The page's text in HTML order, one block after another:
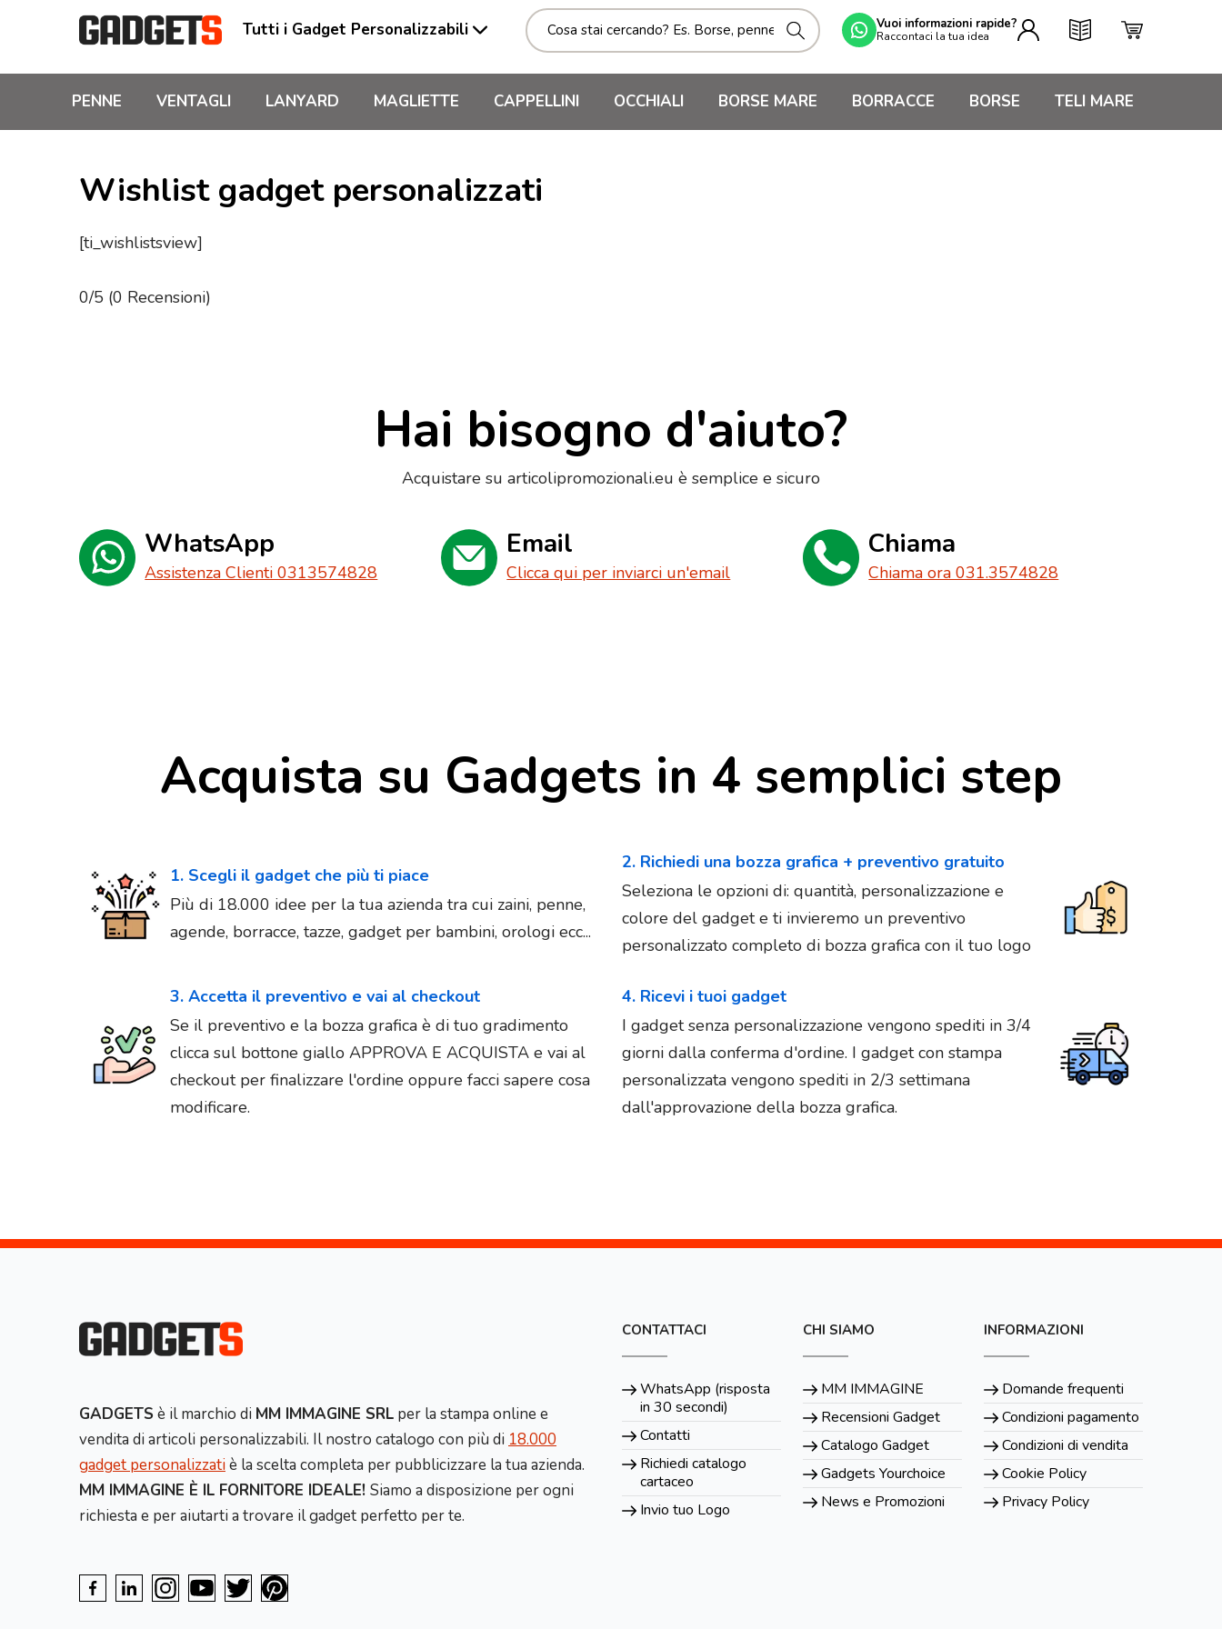
Tutti i Gadget Personalizzabili Vuoi informazioni rapide?
Raccontaci la tua idea
PENNE VENTAGLI LANYARD MAGLIETTE CAPPELLINI OCCHIALI BORSE MARE BORRACCE BORSE TELI MARE
Wishlist gadget personalizzati
[ti_wishlistsview]
0/5 (0 Recensioni)
Hai bisogno d'aiuto?
Acquistare su articolipromozionali.eu è semplice e sicuro
WhatsApp
Assistenza Clienti 0313574828
Email
Clicca qui per inviarci un'email
Chiama
Chiama ora 031.3574828
Acquista su Gadgets in 4 semplici step
1. Scegli il gadget che più ti piace
Più di 18.000 idee per la tua azienda tra cui zaini, penne,
agende, borracce, tazze, gadget per bambini, orologi ecc...
2. Richiedi una bozza grafica + preventivo gratuito
Seleziona le opzioni di: quantità, personalizzazione e
colore del gadget e ti invieremo un preventivo
personalizzato completo di bozza grafica con il tuo logo
3. Accetta il preventivo e vai al checkout
Se il preventivo e la bozza grafica è di tuo gradimento
clicca sul bottone giallo APPROVA E ACQUISTA e vai al
checkout per finalizzare l'ordine oppure facci sapere cosa
modificare.
4. Ricevi i tuoi gadget
I gadget senza personalizzazione vengono spediti in 3/4
giorni dalla conferma d'ordine. I gadget con stampa
personalizzata vengono spediti in 2/3 settimana
dall'approvazione della bozza grafica.
GADGETS è il marchio di MM IMMAGINE SRL per la stampa online e
vendita di articoli personalizzabili. Il nostro catalogo con più di 18.000
gadget personalizzatiè la scelta completa per pubblicizzare la tua azienda.
MM IMMAGINE È IL FORNITORE IDEALE! Siamo a disposizione per ogni
richiesta e per aiutarti a trovare il gadget perfetto per te.
CONTATTACI
WhatsApp (risposta
in 30 secondi)
Contatti
Richiedi catalogo
cartaceo
Invio tuo Logo
CHI SIAMO
MM IMMAGINE
Recensioni Gadget
Catalogo Gadget
Gadgets Yourchoice
News e Promozioni
INFORMAZIONI
Domande frequenti
Condizioni pagamento
Condizioni di vendita
Cookie Policy
Privacy Policy